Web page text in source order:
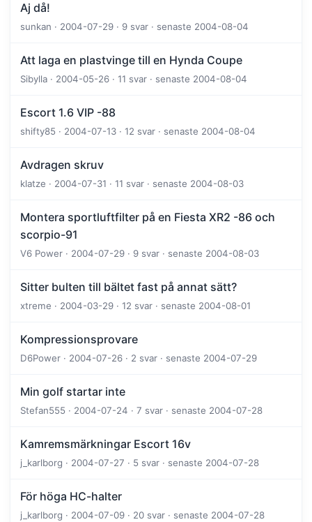
Aj då!
sunkan · 2004-07-29 · 9 svar · senaste 2004-08-04
Att laga en plastvinge till en Hynda Coupe
Sibylla · 2004-05-26 · 11 svar · senaste 2004-08-04
Escort 1.6 VIP -88
shifty85 · 2004-07-13 · 12 svar · senaste 2004-08-04
Avdragen skruv
klatze · 2004-07-31 · 11 svar · senaste 2004-08-03
Montera sportluftfilter på en Fiesta XR2 -86 och
scorpio-91
V6 Power · 2004-07-29 · 9 svar · senaste 2004-08-03
Sitter bulten till bältet fast på annat sätt?
xtreme · 2004-03-29 · 12 svar · senaste 2004-08-01
Kompressionsprovare
D6Power · 2004-07-26 · 2 svar · senaste 2004-07-29
Min golf startar inte
Stefan555 · 2004-07-24 · 7 svar · senaste 2004-07-28
Kamremsmärkningar Escort 16v
j_karlborg · 2004-07-27 · 5 svar · senaste 2004-07-28
För höga HC-halter
j_karlborg · 2004-07-09 · 20 svar · senaste 2004-07-28